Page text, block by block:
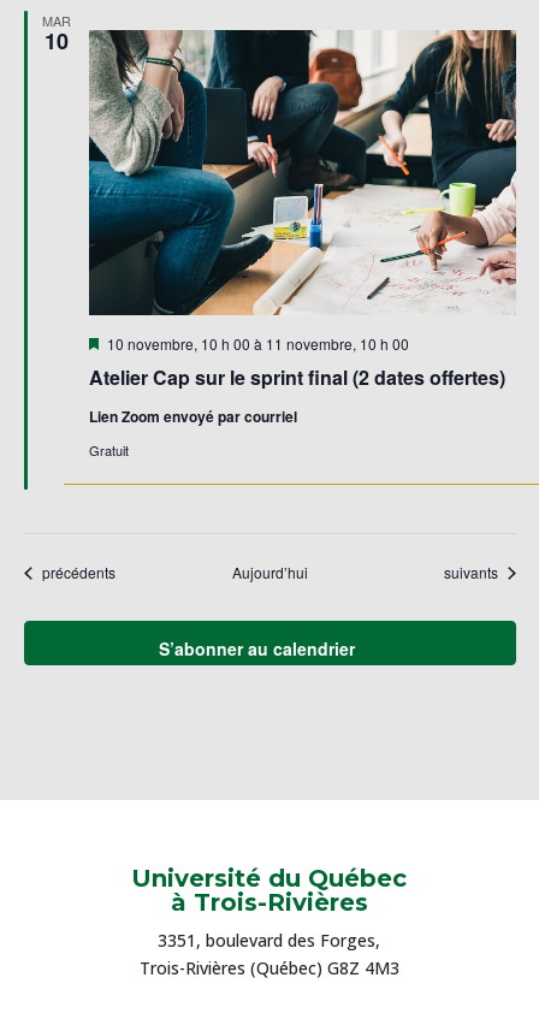
MAR
10
Atelier Cap sur le sprint final (2 dates offertes)
Mis
avant
10 novembre, 10 h 00 à 11 novembre, 10 h 00
Lien Zoom envoyé par courriel
Gratuit
Évènements
précédents Aujourd’hui Évènements
suivants
S’abonner au calendrier
Université du Québec
à Trois-Rivières
3351, boulevard des Forges,
Trois-Rivières (Québec) G8Z 4M3